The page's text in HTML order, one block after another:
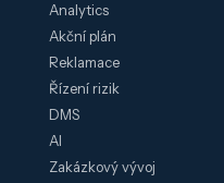
Analytics
Akční plán
Reklamace
Řízení rizik
DMS
AI
Zakázkový vývoj